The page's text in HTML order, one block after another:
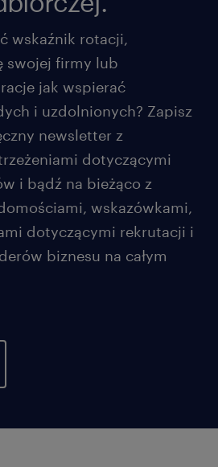
wskaźnik rotacji,
swojej firmy lub
jak wspierać
i uzdolnionych? Zapisz
newsletter z
dotyczącymi
i bądź na bieżąco z
wskazówkami,
dotyczącymi rekrutacji i
biznesu na całym